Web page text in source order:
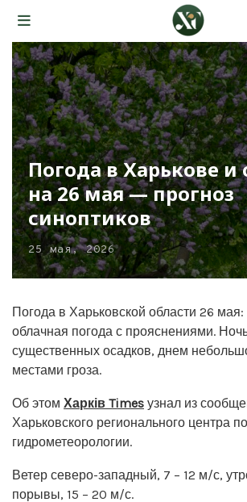
Погода в Харькове и
на 26 мая — прогноз
синоптиков
25 мая, 2026
Погода в Харьковской области 26
облачная погода с прояснениями.
существенных осадков, днем
местами гроза.
Об этом Харків Times узнал из
Харьковского регионального центра по
гидрометеорологии.
Ветер северо-западный, 7 – 12 м/с,
порывы, 15 – 20 м/с.